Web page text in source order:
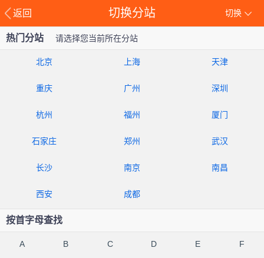
返回 切换
切换分站
热门分站 请选择您当前所在分站
北京 上海 天津
重庆 广州 深圳
杭州 福州 厦门
石家庄 郑州 武汉
长沙 南京 南昌
西安 成都
按首字母查找
A B C D E F